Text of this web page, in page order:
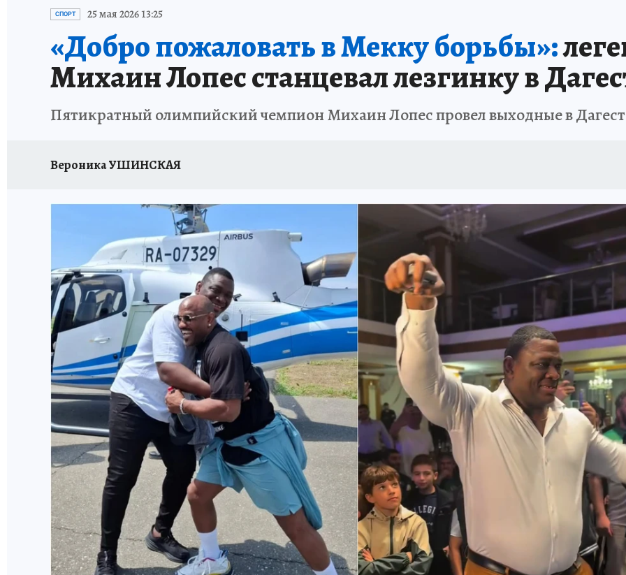
ЗАПОВЕДНАЯ РОССИЯ
СПОРТ 25 мая 2026 13:25
«Добро пожаловать в Мекку борьбы»:
Михаин Лопес станцевал лезгинку в
Пятикратный олимпийский чемпион Михаин Лопес провел выходные в
Вероника УШИНСКАЯ